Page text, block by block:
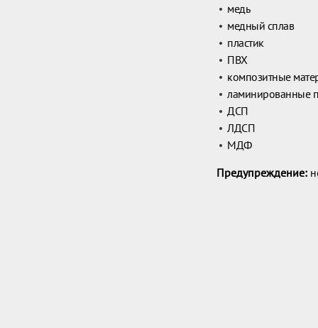
медь
медный сплав
пластик
ПВХ
композитные
ламинированные
ДСП
ЛДСП
МДФ
Предупреждение: